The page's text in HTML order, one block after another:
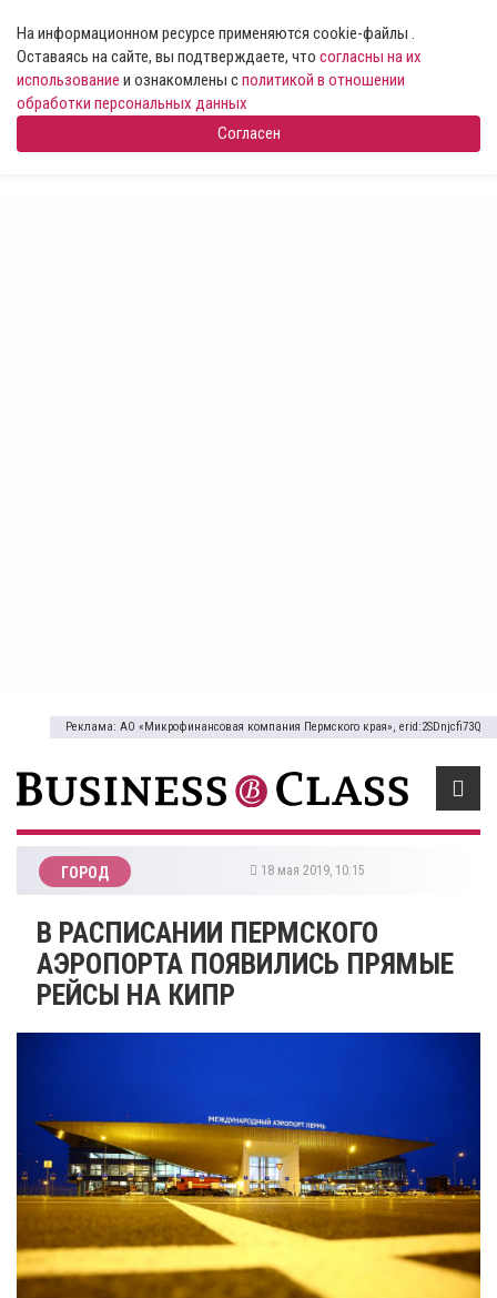
На информационном ресурсе применяются cookie-файлы .
Оставаясь на сайте, вы подтверждаете, что согласны на их
использование и ознакомлены сполитикой в отношении
обработки персональных данных
Согласен
Реклама: АО «Микрофинансовая компания Пермского края», erid:2SDnjcfi73Q
ГОРОД 18 мая 2019, 10:15
В РАСПИСАНИИ ПЕРМСКОГО
АЭРОПОРТА ПОЯВИЛИСЬ ПРЯМЫЕ
РЕЙСЫ НА КИПР